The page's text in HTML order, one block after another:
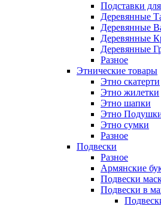
Подставки
Деревянные
Деревянные
Деревянные
Деревянные
Разное
Этнические товары
Этно скатерти
Этно жилетки
Этно шапки
Этно
Этно сумки
Разное
Подвески
Разное
Армянские
Подвески
Подвески в